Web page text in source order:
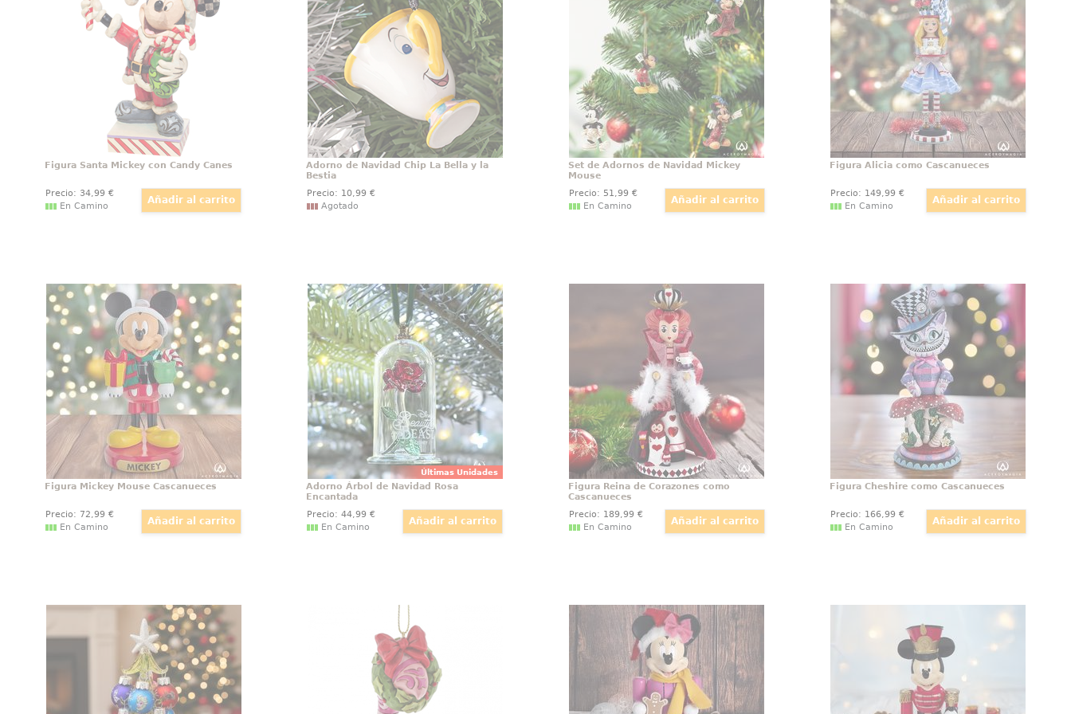
Walt Disney titulada Mickey Mouse
Santa con Candy Canes, el artista
Jim Shore ha elaborado esta
figura de Navidad con unos 16
cm., de altura
Figura Santa Mickey con Candy Canes
Precio: 34,99 €
En Camino
Chip basado en la pelicula La
Bella y la Bestia. Pon un toque
Disney a tu árbol de Navidad con
este preciosos adorno que ha sido
moldeado y pintado para
parecerse al carismático Chip.
Adorno de Navidad Chip La Bella y la
Bestia
Precio: 10,99 €
Agotado
de Mickey Mouse con este set de
cuatro adornos colgantes. Con
una altura aproximada de 9.0cm,
estos adornos muestran al icónico
Mickey a lo largo de las épocas
Set de Adornos de Navidad Mickey
Mouse
Precio: 51,99 €
En Camino
de Alicia en el País de las
Maravillas, transforma la dulzura y
curiosidad de la protagonista en
un elegante cascanueces.
Figura Alicia como Cascanueces
Precio: 149,99 €
En Camino
Figura Mickey Mouse Cascanueces
Figura de Mickey Mouse basado
en el popular personaje de Walt
Disney, esta vez tenemos a
Mickey lleno de regalos como si
fuera un cascanueces de Navidad.
Esta preciosa figura está realizada
en resina
Figura Mickey Mouse Cascanueces
Precio: 72,99 €
En Camino
Últimas Unidades
Adorno Árbol de Navidad Rosa
Encantada
Transforma tu hogar en un
escenario de cuento de hadas
esta Navidad con el exquisito
adorno para el árbol de Bella y
Bestia de Walt Disney, conocido
como la Rosa Encantada.
Adorno Árbol de Navidad Rosa
Encantada
Precio: 44,99 €
En Camino
Figura Reina de Corazones como
Esta majestuosa figura de la Reina
de Corazones, inspirada en el
emblemático personaje de Alicia
en el País de las Maravillas, trae
un toque único de fantasía a la
temporada navideña.
Figura Reina de Corazones como
Cascanueces
Precio: 189,99 €
En Camino
Figura Cheshire como Cascanueces
¡Déjate envolver por la magia de
las fiestas con la figura única del
Cheshire inspirado en Alicia en el
País de las Maravillas! Esta vez, el
inconfundible personaje se
transforma en un encantador
cascanueces de Navidad
Figura Cheshire como Cascanueces
Precio: 166,99 €
En Camino
Árbol de Navidad de vidrio Frozen
Magia de Disney en tu salón: este
árbol de Navidad Frozen de vidrio,
con 16 cm de altura y acabado
multicolor, luce esferas ilustradas
con los personajes de la película
para llenar de encanto cualquier
rincón.
Figura Cheshire Adorno de Navidad
Figura para el árbol de Navidad de
Cheshire basada en la película de
Alicia en el país de las maravillas,
con una altura aproximada de 8
cm., se ha mezclado la magia de
las figuras de Walt Disney
Figura Minnie Mouse Cascanueces
Esta encantadora figura de Minnie
Mouse trae el espíritu navideño a
tu hogar con un toque único.
Inspirada en el icónico personaje
de Walt Disney, Minnie aparece
sosteniendo una galleta de
jengibre
Figura Mickey Mouse como
Esta figura de Mickey Mouse,
inspirada en el icónico personaje
de Walt Disney, captura toda la
magia navideña con un diseño
lleno de encanto. Mickey aparece
transformado en un elegante